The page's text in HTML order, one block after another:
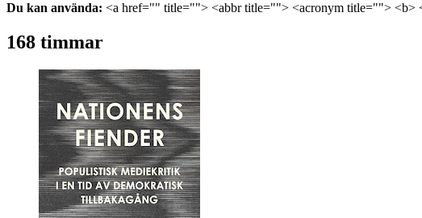
Du kan använda: <a href="" title=""> <abbr title=""> <acronym title=""> <b>
168 timmar